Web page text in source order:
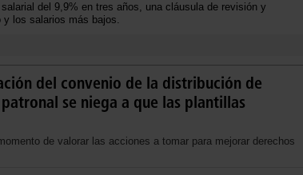
del 9,9% en tres años, una cláusula de revisión y
y los salarios más bajos.
del convenio de la distribución de
se niega a que las plantillas
de valorar las acciones a tomar para mejorar derechos